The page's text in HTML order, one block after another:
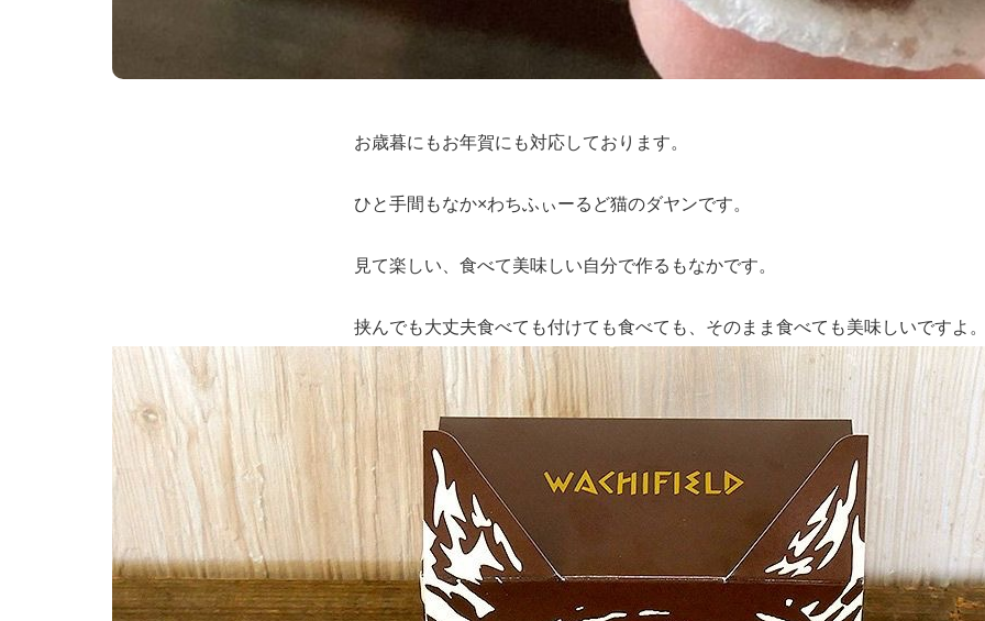
お歳暮にもお年賀にも対応しております。
ひと手間もなか×わちふぃーるど猫のダヤンです。
見て楽しい、食べて美味しい自分で作るもなかです。
挟んでも大丈夫食べても付けても食べても、そのまま食べても美味しいですよ